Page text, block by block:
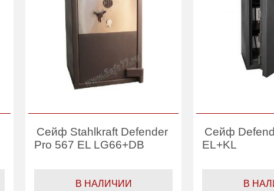
Сейф Stahlkraft Defender
Pro 567 EL LG66+DB
В НАЛИЧИИ
Сейф
EL+KL
В